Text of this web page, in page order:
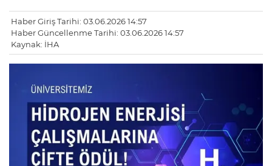
Haber Giriş Tarihi: 03.06.2026 14:57
Haber Güncellenme Tarihi: 03.06.2026 14:57
Kaynak: İHA